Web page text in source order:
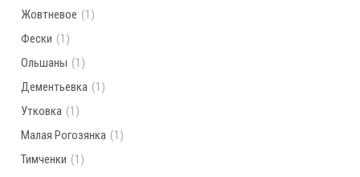
Жовтневое (1)
Фески (1)
Ольшаны (1)
Дементьевка (1)
Утковка (1)
Малая Рогозянка (1)
Тимченки (1)